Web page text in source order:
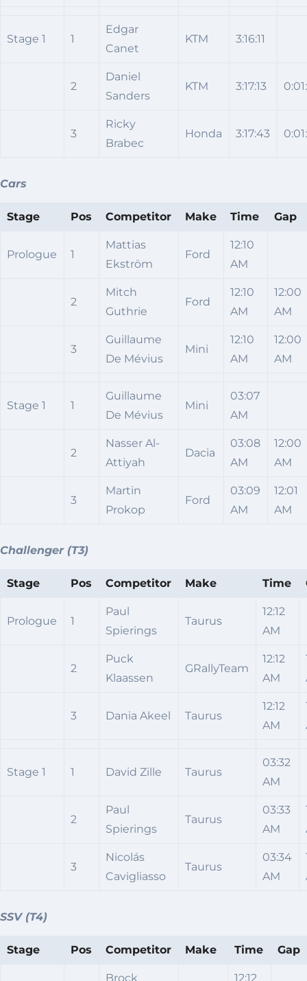
Stage 1 1
Edgar
Canet
KTM 3:16:11
2
Daniel
Sanders
KTM 3:17:13
3
Ricky
Brabec
Honda 3:17:43
Cars
Stage Pos Competitor Make Time Gap
Prologue 1
Mattias
Ekström
Ford
12:10
AM
2
Mitch
Guthrie
Ford
12:10
AM
12:00
AM
3
Guillaume
De Mévius
Mini
12:10
AM
12:00
AM
Stage 1 1
Guillaume
De Mévius
Mini
03:07
AM
2
Nasser Al-
Attiyah
Dacia
03:08
AM
12:00
AM
3
Martin
Prokop
Ford
03:09
AM
12:01
AM
Challenger (T3)
Stage Pos Competitor Make Time
Prologue 1
Paul
Spierings
Taurus
12:12
AM
2
Puck
Klaassen
GRallyTeam
12:12
AM
3 Dania Akeel Taurus
12:12
AM
Stage 1 1 David Zille Taurus
03:32
AM
2
Paul
Spierings
Taurus
03:33
AM
3
Nicolás
Cavigliasso
Taurus
03:34
AM
SSV (T4)
Stage Pos Competitor Make Time Gap
Brock 12:12